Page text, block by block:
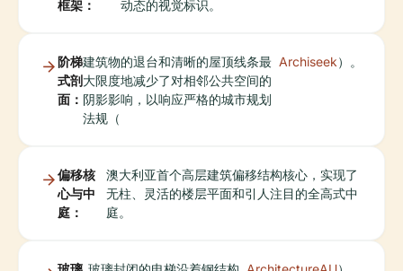
框架：
动态的视觉标识。
阶梯
式剖
面：
建筑物的退台和清晰的屋顶线条最
大限度地减少了对相邻公共空间的
阴影影响，以响应严格的城市规划
法规（
Archiseek）。
偏移核
心与中
庭：
澳大利亚首个高层建筑偏移结构核心，实现了
无柱、灵活的楼层平面和引人注目的全高式中
庭。